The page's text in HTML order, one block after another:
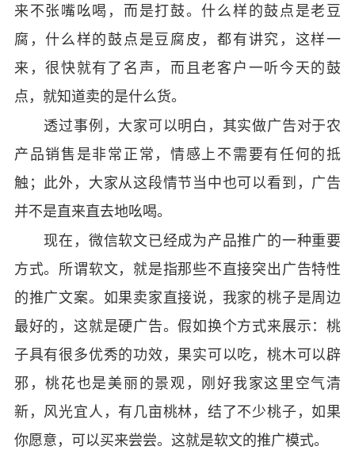
来不张嘴吆喝，而是打鼓。什么样的鼓点是老豆
腐，什么样的鼓点是豆腐皮，都有讲究，这样一
来，很快就有了名声，而且老客户一听今天的鼓
点，就知道卖的是什么货。
透过事例，大家可以明白，其实做广告对于农
产品销售是非常正常，情感上不需要有任何的抵
触；此外，大家从这段情节当中也可以看到，广告
并不是直来直去地吆喝。
现在，微信软文已经成为产品推广的一种重要
方式。 所谓软文，就是指那些不直接突出广告特性
的推广文案。如果卖家直接说，我家的桃子是周边
最好的，这就是硬广告。假如换个方式来展示：桃
子具有很多优秀的功效，果实可以吃，桃木可以辟
邪，桃花也是美丽的景观，刚好我家这里空气清
新，风光宜人，有几亩桃林，结了不少桃子，如果
你愿意，可以买来尝尝。这就是软文的推广模式。